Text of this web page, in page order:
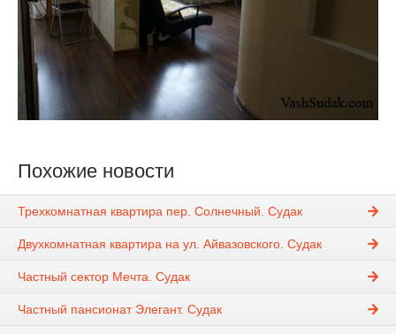
Похожие новости
Трехкомнатная квартира пер. Солнечный. Судак
Двухкомнатная квартира на ул. Айвазовского. Судак
Частный сектор Мечта. Судак
Частный пансионат Элегант. Судак